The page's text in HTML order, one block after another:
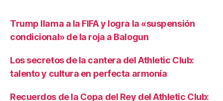
Trump llama a la FIFA y logra la «suspensión
condicional» de la roja a Balogun
Los secretos de la cantera del Athletic Club:
talento y cultura en perfecta armonía
Recuerdos de la Copa del Rey del Athletic Club: